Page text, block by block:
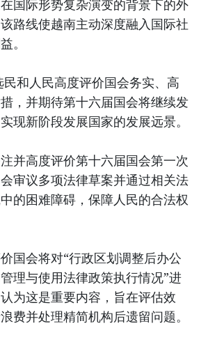
国际形势复杂演变的背景下的外
路线使越南主动深度融入国际社
。
和人民高度评价国会务实、高
，并期待第十六届国会将继续发
现新阶段发展国家的发展远景。
并高度评价第十六届国会第一次
审议多项法律草案并通过相关法
的困难障碍，保障人民的合法权
国会将对“行政区划调整后办公
理与使用法律政策执行情况”进
为这是重要内容，旨在评估效
费并处理精简机构后遗留问题。